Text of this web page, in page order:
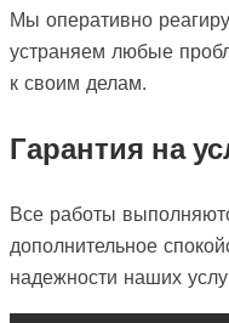
Мы оперативно
устраняем любые
к своим делам.
Гарантия на
Все работы
дополнительное
надежности наших